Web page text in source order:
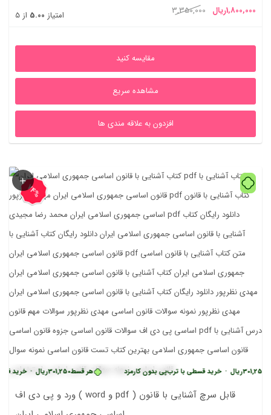
امتیاز 5.00 از 5 3,350,000
قیمت
3,350,000ریال
1,800,000ریال
1,800,000ریال
مقایسه کنید
مشاهده سریع
افزدون به علاقه مندی ها
74%
هر قسط301,250ریال • خرید قسطی با ریال • خرید قسطی با ترب‌پی بدون کارمزد
ورد و پی دی اف ( word و pdf ) قابل سرچ آشنایی با قانون